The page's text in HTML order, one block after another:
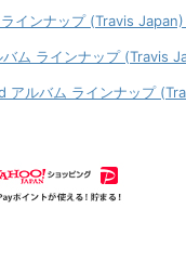
インナップ (Travis
ム ラインナップ (Travis
アルバム ラインナップ